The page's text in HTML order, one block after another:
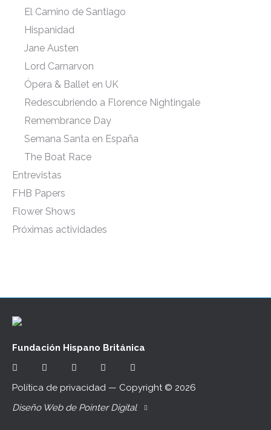
El Camino de Santiago
Hispanidad
Jane Austen
Lord Carnarvon
Ópera & Ballet en UK
Redescubriendo a Florence Nightingale
Remembrance Day
Semana Santa en España
The Boat Race
Entrevistas
FHB Papers
Flower Shows
Próximas actividades
Fundación Hispano Británica
Política de privacidad — Copyright © 2026
Diseño Web de Pointer Digital